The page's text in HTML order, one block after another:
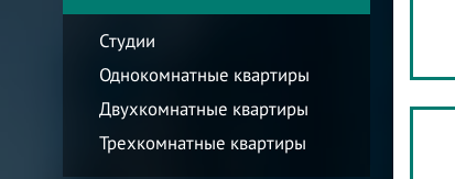
Студии
Однокомнатные квартиры
Двухкомнатные квартиры
Трехкомнатные квартиры